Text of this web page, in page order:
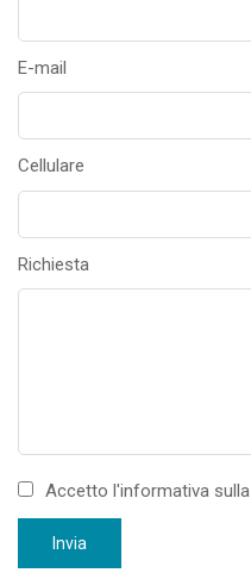
E-mail
Cellulare
Richiesta
Accetto l'informativa sulla
Invia